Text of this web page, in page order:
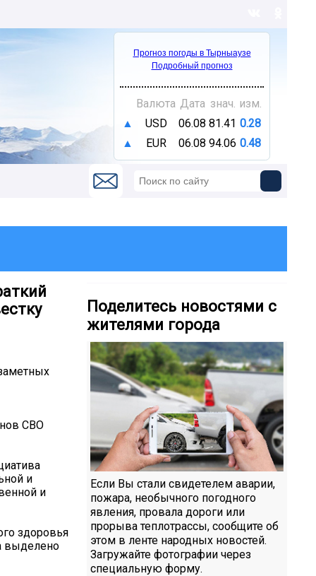
Прогноз погоды в Тырныаузе
Подробный прогноз
Валюта Дата знач. изм.
▲
USD 06.08 81.41 0.28
▲
EUR 06.08 94.06 0.48
СВО
и
и
здоровья
выделено
Поделитесь новостями с
жителями города
Если Вы стали свидетелем аварии,
пожара, необычного погодного
явления, провала дороги или
прорыва теплотрассы, сообщите об
этом в ленте народных новостей.
Загружайте фотографии через
специальную форму.